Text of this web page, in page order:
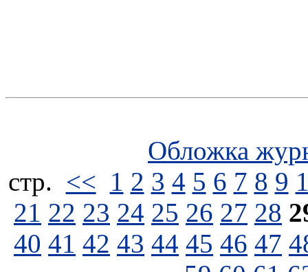
Обложка
стp. << 1 2 3 4 5 6 7 8 9
21 22 23 24 25 26 27 28
40 41 42 43 44 45 46 47